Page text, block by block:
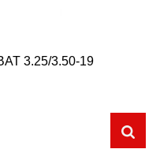
3.25/3.50-19